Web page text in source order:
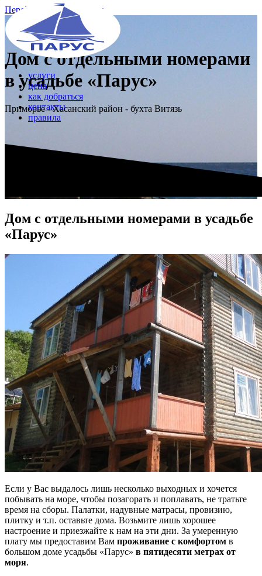
Перейти к содержимому
услуги
цена
как добраться
контакты
правила
Дом с отдельными номерами
в усадьбе «Парус»
Приморье - Хасанский район - бухта Витязь
Дом с отдельными номерами в усадьбе
«Парус»
Если у Вас выдалось лишь несколько выходных и хочется
побывать на море, чтобы позагорать и поплавать, не тратьте
время на сборы. Палатки, надувные матрасы, провизию,
плитку и т.п. оставьте дома. Возьмите лишь хорошее
настроение и приезжайте к нам на эти дни. За умеренную
плату мы предоставим Вам проживание с комфортом в
большом доме усадьбы «Парус» в пятидесяти метрах от
моря.